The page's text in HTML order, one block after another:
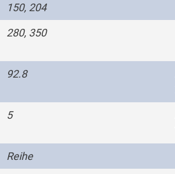
150, 204
280, 350
92.8
5
Reihe